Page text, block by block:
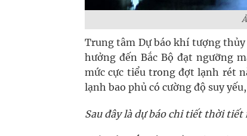
Trung tâm Dự báo khí tượng
hưởng đến Bắc Bộ đạt ngưỡng
mức cực tiểu trong đợt lạnh rét
lạnh bao phủ có cường độ suy
Sau đây là dự báo chi tiết thời tiết